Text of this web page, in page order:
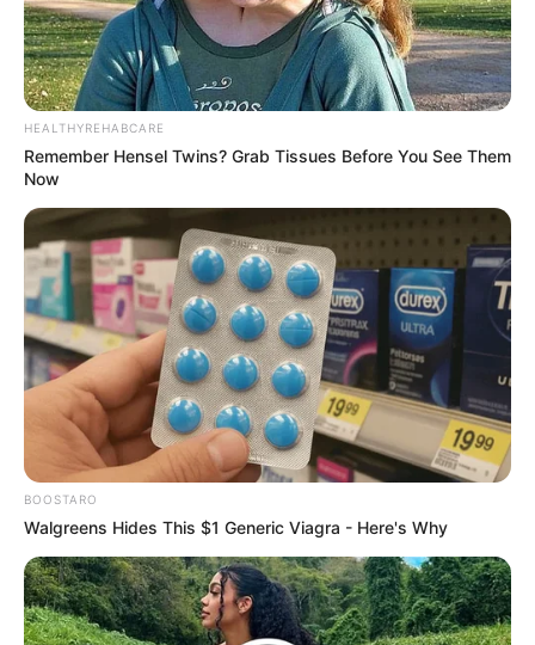
HEALTHYREHABCARE
Remember Hensel Twins? Grab Tissues Before You See Them
Now
BOOSTARO
Walgreens Hides This $1 Generic Viagra - Here's Why